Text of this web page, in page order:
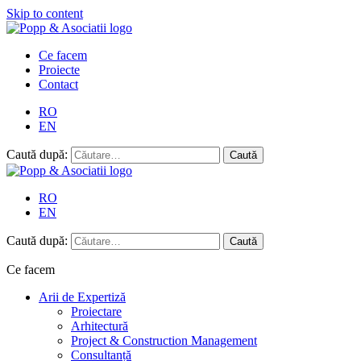
Skip to content
Ce facem
Proiecte
Contact
RO
EN
Caută după:
RO
EN
Caută după:
Ce facem
Arii de Expertiză
Proiectare
Arhitectură
Project & Construction Management
Consultanță